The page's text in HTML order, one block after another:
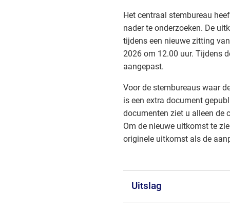
Het centraal stembureau
nader te onderzoeken. De
tijdens een nieuwe zitting
2026 om 12.00 uur. Tijdens
aangepast.
Voor de stembureaus waar
is een extra document
documenten ziet u alleen de
Om de nieuwe uitkomst te
originele uitkomst als de
Uitslag